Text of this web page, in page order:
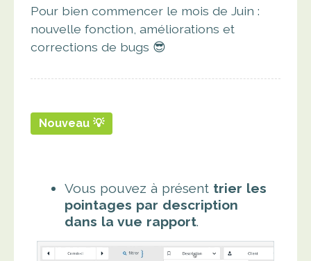
Pour bien commencer le mois de Juin :
nouvelle fonction, améliorations et
corrections de bugs 😎
Nouveau 💡
Vous pouvez à présent trier les
pointages par description
dans la vue rapport.